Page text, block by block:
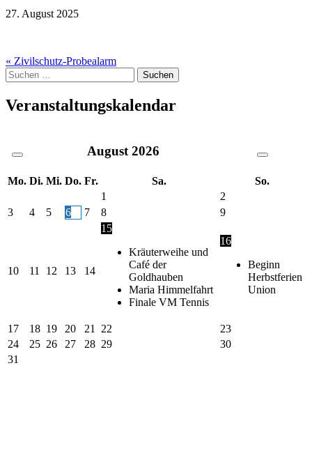
27. August 2025
Beitragsnavigation
« Zivilschutz-Probealarm
Suche
nach:
Veranstaltungskalendar
August 2026
Mo. Di. Mi. Do. Fr. Sa.
So.
1
2
3
4 5 6 7 8 9
10 11 12 13 14
15
Kräuterweihe und
Café der
Goldhauben
Maria Himmelfahrt
Finale VM Tennis
16
Beginn
Herbstferien
Union
17 18 19 20 21 22
23
24
25 26 27 28 29
30
31